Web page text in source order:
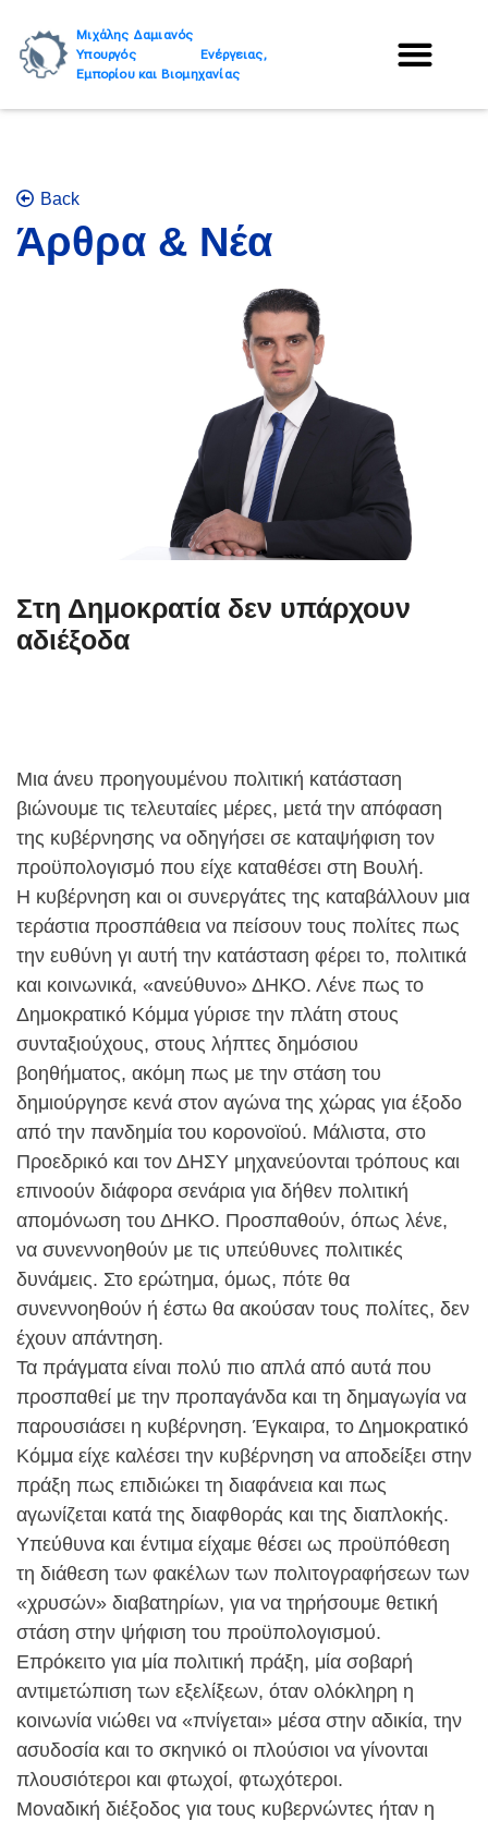
Μιχάλης Δαμιανός
Υπουργός Ενέργειας,
Εμπορίου και Βιομηχανίας
Back
Άρθρα & Νέα
Στη Δημοκρατία δεν υπάρχουν
αδιέξοδα
Μια άνευ προηγουμένου πολιτική κατάσταση
βιώνουμε τις τελευταίες μέρες, μετά την απόφαση
της κυβέρνησης να οδηγήσει σε καταψήφιση τον
προϋπολογισμό που είχε καταθέσει στη Βουλή.
Η κυβέρνηση και οι συνεργάτες της καταβάλλουν μια
τεράστια προσπάθεια να πείσουν τους πολίτες πως
την ευθύνη γι αυτή την κατάσταση φέρει το, πολιτικά
και κοινωνικά, «ανεύθυνο» ΔΗΚΟ. Λένε πως το
Δημοκρατικό Κόμμα γύρισε την πλάτη στους
συνταξιούχους, στους λήπτες δημόσιου
βοηθήματος, ακόμη πως με την στάση του
δημιούργησε κενά στον αγώνα της χώρας για έξοδο
από την πανδημία του κορονοϊού. Μάλιστα, στο
Προεδρικό και τον ΔΗΣΥ μηχανεύονται τρόπους και
επινοούν διάφορα σενάρια για δήθεν πολιτική
απομόνωση του ΔΗΚΟ. Προσπαθούν, όπως λένε,
να συνεννοηθούν με τις υπεύθυνες πολιτικές
δυνάμεις. Στο ερώτημα, όμως, πότε θα
συνεννοηθούν ή έστω θα ακούσαν τους πολίτες, δεν
έχουν απάντηση.
Τα πράγματα είναι πολύ πιο απλά από αυτά που
προσπαθεί με την προπαγάνδα και τη δημαγωγία να
παρουσιάσει η κυβέρνηση. Έγκαιρα, το Δημοκρατικό
Κόμμα είχε καλέσει την κυβέρνηση να αποδείξει στην
πράξη πως επιδιώκει τη διαφάνεια και πως
αγωνίζεται κατά της διαφθοράς και της διαπλοκής.
Υπεύθυνα και έντιμα είχαμε θέσει ως προϋπόθεση
τη διάθεση των φακέλων των πολιτογραφήσεων των
«χρυσών» διαβατηρίων, για να τηρήσουμε θετική
στάση στην ψήφιση του προϋπολογισμού.
Επρόκειτο για μία πολιτική πράξη, μία σοβαρή
αντιμετώπιση των εξελίξεων, όταν ολόκληρη η
κοινωνία νιώθει να «πνίγεται» μέσα στην αδικία, την
ασυδοσία και το σκηνικό οι πλούσιοι να γίνονται
πλουσιότεροι και φτωχοί, φτωχότεροι.
Μοναδική διέξοδος για τους κυβερνώντες ήταν η